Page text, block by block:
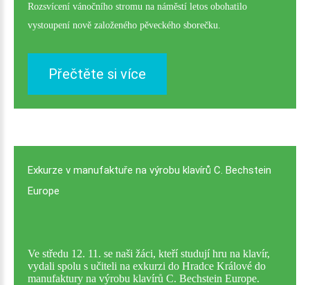
Rozsvícení vánočního stromu na náměstí letos obohatilo
vystoupení nově založeného pěveckého sborečku.
Přečtěte si více
Exkurze v manufaktuře na výrobu klavírů C. Bechstein
Europe
Ve středu 12. 11. se naši žáci, kteří studují hru na klavír,
vydali spolu s učiteli na exkurzi do Hradce Králové do
manufaktury na výrobu klavírů C. Bechstein Europe.